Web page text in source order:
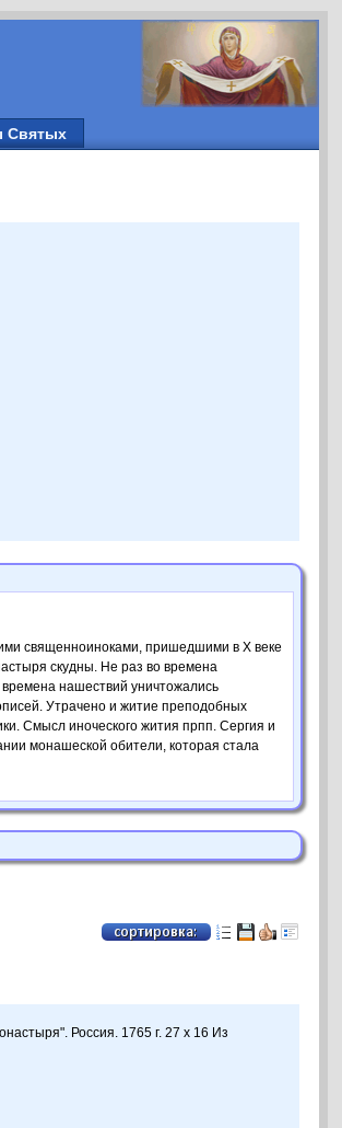
Святых
священноиноками, пришедшими в Х веке
скудны. Не раз во времена
нашествий уничтожались
Утрачено и житие преподобных
Смысл иноческого жития прпп. Сергия и
монашеской обители, которая стала
Россия. 1765 г. 27 х 16 Из